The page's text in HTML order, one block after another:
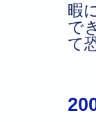
暇
で
て